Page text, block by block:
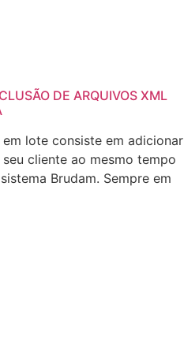
DE ARQUIVOS XML
lote consiste em adicionar
cliente ao mesmo tempo
Brudam. Sempre em